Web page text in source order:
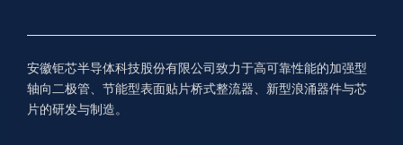
安徽钜芯半导体科技股份有限公司致力于高可靠性能的加强型
轴向二极管、节能型表面贴片桥式整流器、新型浪涌器件与芯
片的研发与制造。